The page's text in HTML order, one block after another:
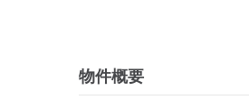
物件概要